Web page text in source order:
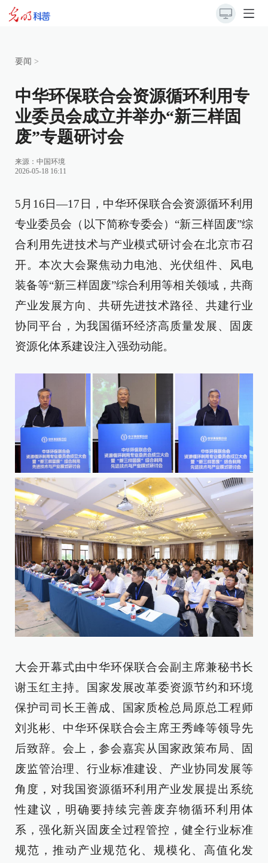
要闻 >
中华环保联合会资源循环利用专
业委员会成立并举办“新三样固
废”专题研讨会
来源： 中国环境
2026-05-18 16:11
5月16日—17日，中华环保联合会资源循环利用
专业委员会（以下简称专委会）“新三样固废”综
合利用先进技术与产业模式研讨会在北京市召
开。本次大会聚焦动力电池、光伏组件、风电
装备等“新三样固废”综合利用等相关领域，共商
产业发展方向、共研先进技术路径、共建行业
协同平台，为我国循环经济高质量发展、固废
资源化体系建设注入强劲动能。
大会开幕式由中华环保联合会副主席兼秘书长
谢玉红主持。国家发展改革委资源节约和环境
保护司司长王善成、国家质检总局原总工程师
刘兆彬、中华环保联合会主席王秀峰等领导先
后致辞。会上，参会嘉宾从国家政策布局、固
废监管治理、行业标准建设、产业协同发展等
角度，对我国资源循环利用产业发展提出系统
性建议，明确要持续完善废弃物循环利用体
系，强化新兴固废全过程管控，健全行业标准
规范，推动产业规范化、规模化、高值化发